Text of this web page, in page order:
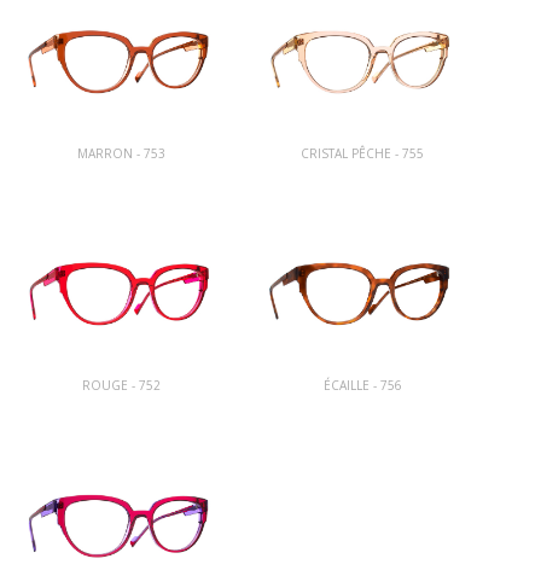
MARRON - 753 CRISTAL PÊCHE - 755
ROUGE - 752 ÉCAILLE - 756